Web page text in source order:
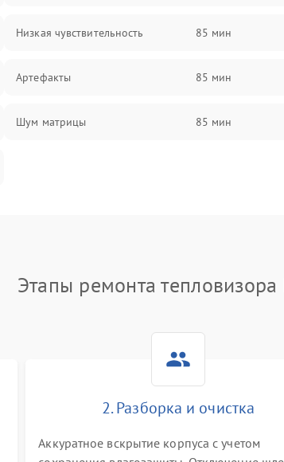
Низкая чувствительность 85 мин
Артефакты 85 мин
Шум матрицы 85 мин
Этапы ремонта
2. Разборка и очистка
Аккуратное вскрытие корпуса с учетом